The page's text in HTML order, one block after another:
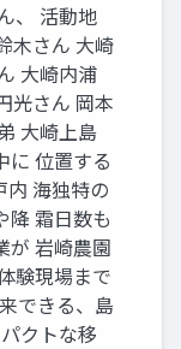
、 活動地
⽊さん ⼤崎
⼤崎内浦
光さん 岡本
⼤崎上島
に 位置する
内 海独特の
降 霜⽇数も
が 岩崎農園
験現場まで
できる、島
クトな移